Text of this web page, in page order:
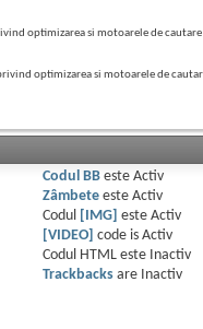
optimizarea si motoarele de cautare
optimizarea si motoarele de
Codul BBeste Activ
Zâmbeteeste Activ
Codul
[IMG] este Activ
[VIDEO]
code is Activ
Codul HTML este
Inactiv
Trackbacksare
Inactiv